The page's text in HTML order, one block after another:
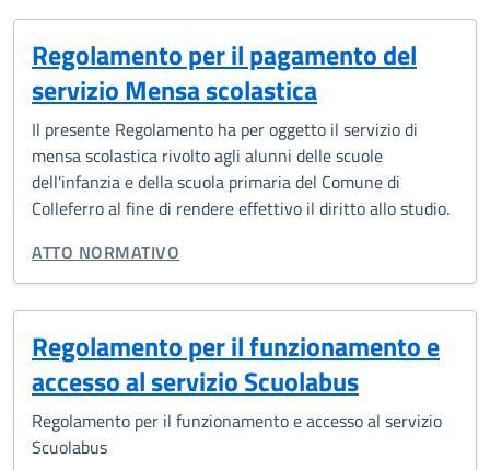
Regolamento per il pagamento del
servizio Mensa scolastica
Il presente Regolamento ha per oggetto il servizio di
mensa scolastica rivolto agli alunni delle scuole
dell'infanzia e della scuola primaria del Comune di
Colleferro al fine di rendere effettivo il diritto allo studio.
TIPO DI DOCUMENTO:
ATTO NORMATIVO
Regolamento per il funzionamento e
accesso al servizio Scuolabus
Regolamento per il funzionamento e accesso al servizio
Scuolabus